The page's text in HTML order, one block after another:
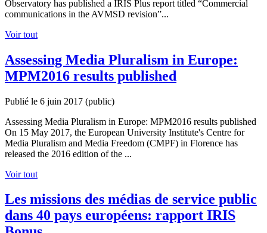
Observatory has published a IRIS Plus report titled “Commercial
communications in the AVMSD revision”...
Voir tout
Assessing Media Pluralism in Europe:
MPM2016 results published
Publié le 6 juin 2017 (public)
Assessing Media Pluralism in Europe: MPM2016 results published
On 15 May 2017, the European University Institute's Centre for
Media Pluralism and Media Freedom (CMPF) in Florence has
released the 2016 edition of the ...
Voir tout
Les missions des médias de service public
dans 40 pays européens: rapport IRIS